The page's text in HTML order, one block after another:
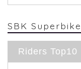
SBK
Riders Top10